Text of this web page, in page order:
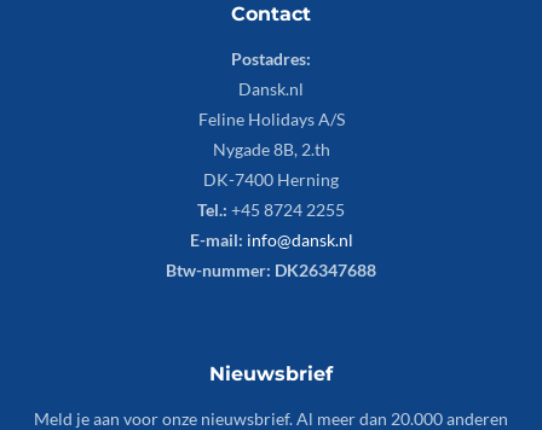
Contact
Postadres:
Dansk.nl
Feline Holidays A/S
Nygade 8B, 2.th
DK-7400 Herning
Tel.: +45 8724 2255
E-mail: info@dansk.nl
Btw-nummer: DK26347688
Nieuwsbrief
Meld je aan voor onze nieuwsbrief. Al meer dan 20.000 anderen